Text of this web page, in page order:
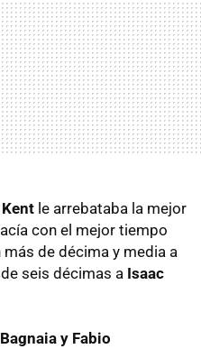
le arrebataba la mejor
con el mejor tiempo
de décima y media a
seis décimas a Isaac
y Fabio